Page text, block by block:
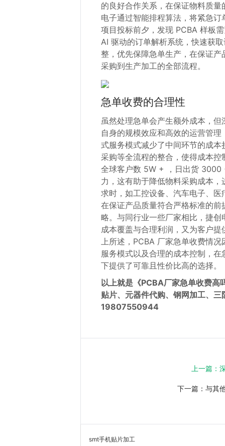
的良好合作关系，在保证物料质
电子通过智能排程算法，将紧急
项目投标前夕，发现 PCBA 样板
AI 驱动的订单解析系统，快速获
整，优先保障急单生产，在保证
采购到生产加工的全部流程。
急单收费的合理性
虽然处理急单会产生额外成本，
自身的规模效应和高效的运营管
式服务模式减少了中间环节的成
采购等全流程的整合，使得成本
全球客户数 5W + ，日出货 3000
力，这有助于降低物料采购成本
求时，如工控设备、汽车电子、
在保证产品质量符合严格标准的
略。与同行业一些厂家相比，捷
成本覆盖与合理利润，又为客户
上所述，PCBA 厂家急单收费情
服务模式以及合理的成本控制，
下提供了可靠且性价比高的选择。
以上就是《PCBA厂家急单收费高
贴片、元器件代购、钢网加工、
19807550944
上一篇：
下一篇： 与其
smt手机贴片加工